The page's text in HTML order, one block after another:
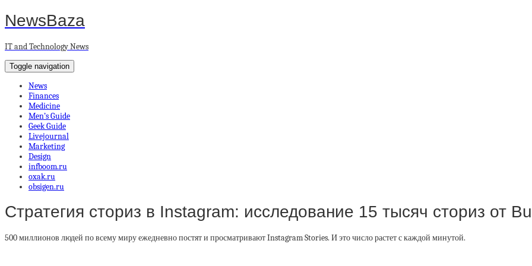
NewsBaza
IT and Technology News
Toggle navigation
News
Finances
Medicine
Men’s Guide
Geek Guide
Livejournal
Marketing
Design
infboom.ru
oxak.ru
obsigen.ru
Стратегия сториз в Instagram: исследование 15 тысяч сториз от
500 миллионов людей по всему миру ежедневно постят и просматривают Instagram Stories. И это число растет с каждой минутой.